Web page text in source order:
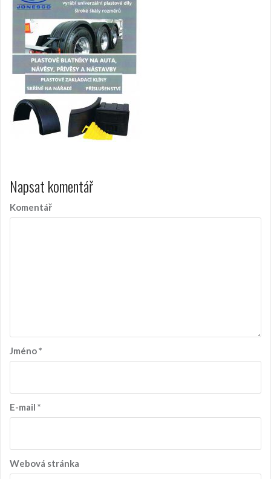
Napsat komentář
Komentář
Jméno*
E-mail *
Webová stránka